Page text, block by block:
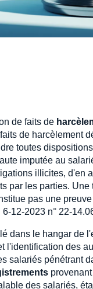
de faits de
de harcèlement
toutes
imputée au
illicites, d'en
par les parties.
pas une
12-2023 n° 22-
dans le hangar de
l'identification des
salariés pénétrant
des salariés,